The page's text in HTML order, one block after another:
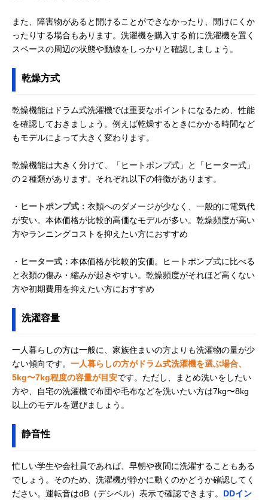
また、障害物があると開けることができなかったり、開けにくか
ったりする場合もあります。洗濯機を購入する前に洗濯機を置く
スペースの周辺の状態や動線をしっかりと確認しましょう。
乾燥方式
乾燥機能はドラム式洗濯機では重要なポイントになるため、性能
を確認しておきましょう。例えば乾燥するときにかかる時間など
もモデルによって大きく変わります。
乾燥機能は大きく分けて、「ヒートポンプ式」と「ヒーター式」
の２種類があります。それぞれ以下の特徴があります。
・ ヒートポンプ式： 衣類へのダメージが少なく、一般的に電気代
が安い。本体価格が比較的高価なモデルが多い。乾燥頻度が高い
方やランニングコストを抑えたい方におすすめ
・ ヒーター式： 本体価格が比較的安価。ヒートポンプ式に比べる
と衣類の傷み・縮みが起きやすい。乾燥頻度がそれほど高くない
方や初期費用を抑えたい方におすすめ
洗濯容量
一人暮らしの方は一般に、家族住まいの方よりも洗濯物の量が少
ない傾向です。 一人暮らしの方がドラム式洗濯機を選ぶ場合、
5kg〜7kg程度の容量が目安です。ただし、まとめ洗いをしたい
方や、自宅の洗濯機で布団や毛布などを洗いたい方は7kg〜8kg
以上のモデルを選びましょう。
静音性
忙しい学生や会社員であれば、早朝や夜間に洗濯することもある
でしょう。そのため、洗濯機が静かに動くのかどうか確認してく
ださい。運転音はdB（デシベル）表示で確認できます。 DDイン